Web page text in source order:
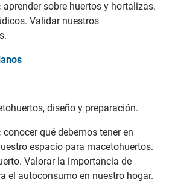
aprender sobre huertos y hortalizas.
Validar nuestros
diseño y preparación.
conocer qué debemos tener en
espacio para macetohuertos.
Valorar la importancia de
el autoconsumo en nuestro hogar.